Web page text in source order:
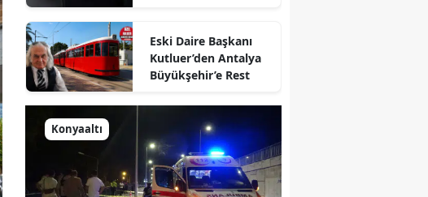
Eski Daire Başkanı
Kutluer’den Antalya
Büyükşehir’e Rest
Konyaaltı